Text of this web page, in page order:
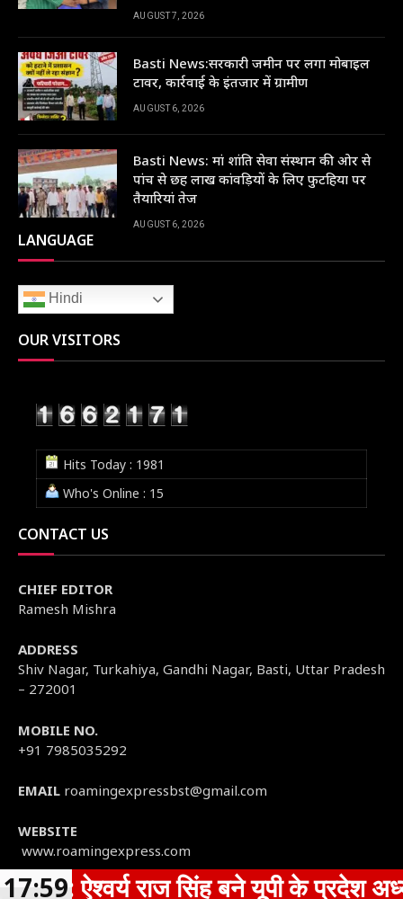
AUGUST 7, 2026
Basti News:सरकारी जमीन पर लगा मोबाइल
टावर, कार्रवाई के इंतजार में ग्रामीण
AUGUST 6, 2026
Basti News: मां शांति सेवा संस्थान की ओर से
पांच से छह लाख कांवड़ियों के लिए फुटहिया पर
तैयारियां तेज
AUGUST 6, 2026
LANGUAGE
Hindi
OUR VISITORS
Hits Today : 1981
Who's Online : 15
CONTACT US
CHIEF EDITOR
Ramesh Mishra
ADDRESS
Shiv Nagar, Turkahiya, Gandhi Nagar, Basti, Uttar Pradesh
– 272001
MOBILE NO.
+91 7985035292
EMAIL roamingexpressbst@gmail.com
WEBSITE
www.roamingexpress.com
राज सिंह बने यूपी के प्रदेश
17:59